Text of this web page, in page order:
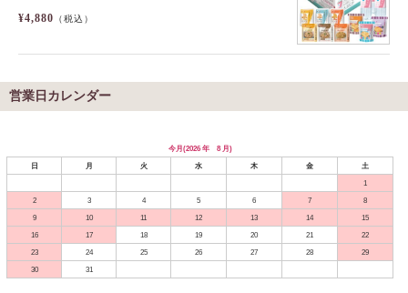
¥4,880 （税込）
営業日カレンダー
今月(2026 年 8 月)
日
月 火 水 木 金
土
1
2
3 4 5 6 7
8
9
10 11 12 13 14
15
16
17 18 19 20 21
22
23
24 25 26 27 28
29
30
31